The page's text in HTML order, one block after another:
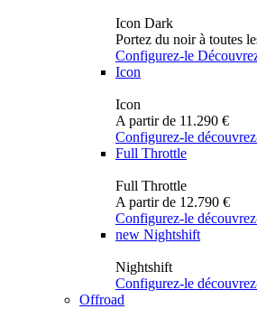
Icon Dark
Portez du noir à toutes
Configurez-le
Icon
Icon
A partir de 11.290 €
Configurez-le
Full Throttle
Full Throttle
A partir de 12.790 €
Configurez-le
new Nightshift
Nightshift
Configurez-le
Offroad